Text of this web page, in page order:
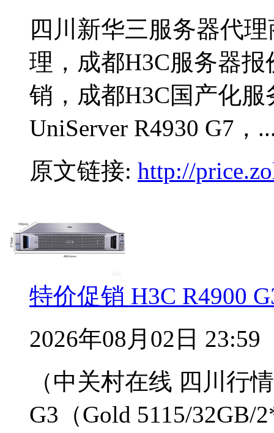
四川新华三服务器代
理，成都H3C服务器
销，成都H3C国产化
UniServer R4930 G7，
原文链接: http://
特价促销 H3C R4900
2026年08月02日 23:59
（中关村在线 四川行
G3（Gold 5115/32GB/